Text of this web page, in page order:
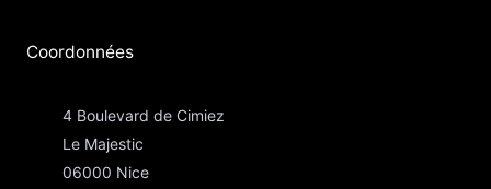
Coordonnées​
4 Boulevard de Cimiez
Le Majestic
06000 Nice